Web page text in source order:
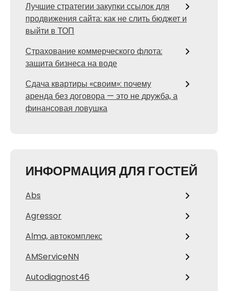
Лучшие стратегии закупки ссылок для
продвижения сайта: как не слить бюджет и
выйти в ТОП
Страхование коммерческого флота:
защита бизнеса на воде
Сдача квартиры «своим»: почему
аренда без договора — это не дружба, а
финансовая ловушка
ИНФОРМАЦИЯ ДЛЯ ГОСТЕЙ
Abs
Agressor
Alma, автокомплекс
AMServiceNN
Autodiagnost46